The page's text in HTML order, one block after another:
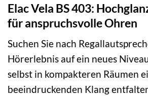
Elac Vela BS 403:
für anspruchsvolle Ohren
Suchen Sie nach
Hörerlebnis auf ein neues
selbst in kompakteren Räumen
beeindruckenden Klang